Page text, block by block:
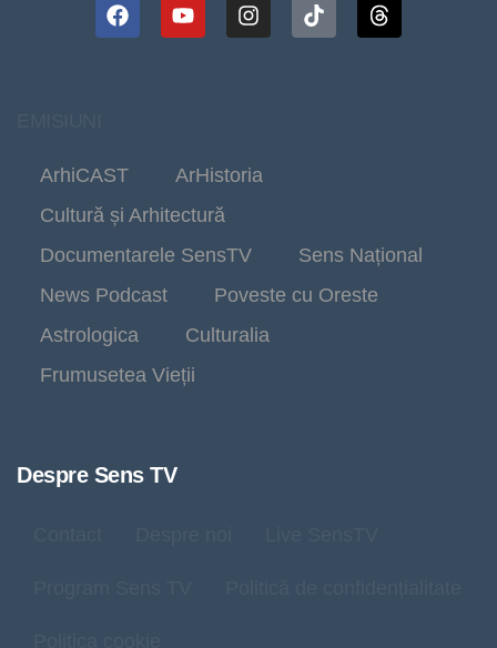
ArhiCAST
ArHistoria
Cultură și Arhitectură
Documentarele SensTV
Sens Național
News Podcast
Poveste cu Oreste
Astrologica
Culturalia
Frumusetea Vieții
Despre Sens TV